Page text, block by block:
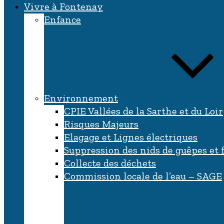
Vivre à Fontenay
Enfance
Environnement
CPIE Vallées de la Sarthe et du Loir
Risques Majeurs
Elagage et Lignes électriques
Suppression des nids de guêpes et
Collecte des déchets
Commission locale de l’eau – SAGE